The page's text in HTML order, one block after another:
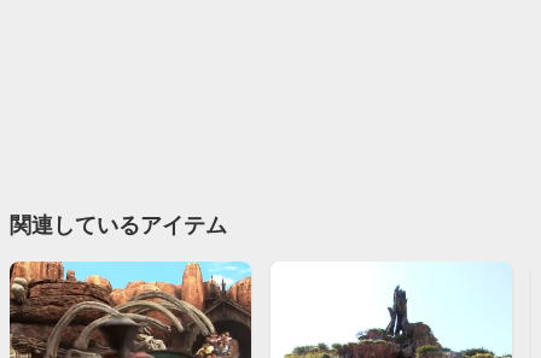
関連しているアイテム